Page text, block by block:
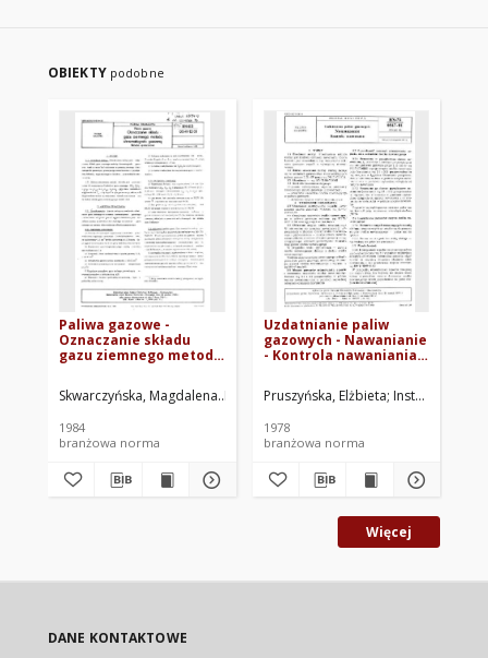
OBIEKTY podobne
Paliwa gazowe -
Oznaczanie składu
gazu ziemnego metodą
gazowej - Metoda
uproszczona BN-
Skwarczyńska, Magdalena Instytut Górnictwa Naftowego i
1984
branżowa norma
Uzdatnianie paliw
gazowych - Nawanianie
- Kontrola nawaniania
Pruszyńska, Elżbieta Instytut
1978
branżowa norma
Więcej
DANE KONTAKTOWE